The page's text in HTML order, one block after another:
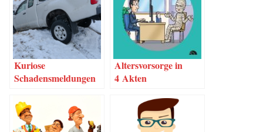
Kurio­se
Schadensmeldungen
Alters­vor­sor­ge in
4 Akten